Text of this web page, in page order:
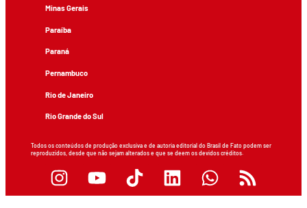
Minas Gerais
Paraíba
Paraná
Pernambuco
Rio de Janeiro
Rio Grande do Sul
Todos os conteúdos de produção exclusiva e de autoria editorial do Brasil de Fato podem ser
reproduzidos, desde que não sejam alterados e que se deem os devidos créditos.